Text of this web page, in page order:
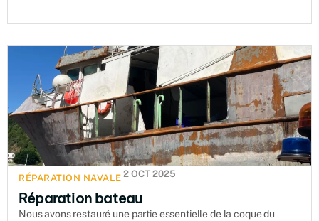
RÉPARATION NAVALE 2 OCT 2025
Réparation bateau
Nous avons restauré une partie essentielle de la coque du